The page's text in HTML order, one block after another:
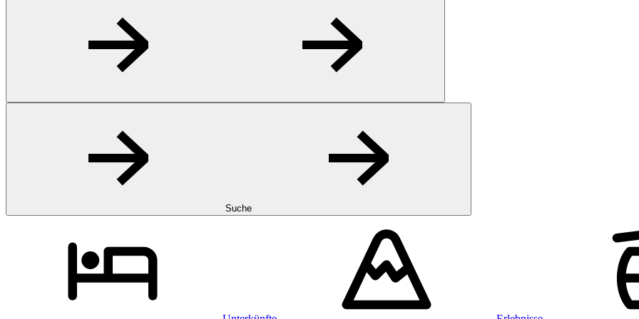
Suche